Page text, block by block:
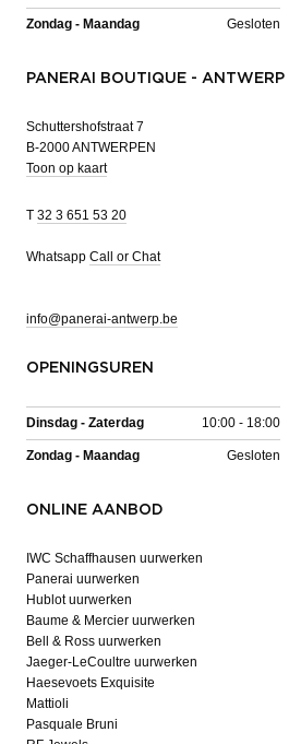
Zondag - Maandag Gesloten
PANERAI BOUTIQUE - ANTWERP
Schuttershofstraat 7
B-2000 ANTWERPEN
Toon op kaart
T 32 3 651 53 20
Whatsapp Call or Chat
info@panerai-antwerp.be
OPENINGSUREN
Dinsdag - Zaterdag 10:00 - 18:00
Zondag - Maandag Gesloten
ONLINE AANBOD
IWC Schaffhausen uurwerken
Panerai uurwerken
Hublot uurwerken
Baume & Mercier uurwerken
Bell & Ross uurwerken
Jaeger-LeCoultre uurwerken
Haesevoets Exquisite
Mattioli
Pasquale Bruni